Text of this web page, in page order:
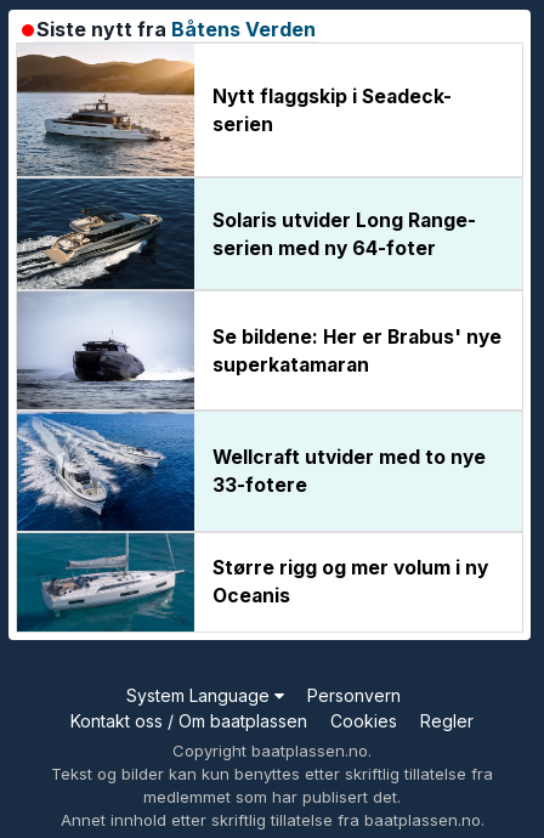
Siste nytt fra Båtens Verden
Nytt flaggskip i Seadeck-
serien
Solaris utvider Long Range-
serien med ny 64-foter
Se bildene: Her er Brabus' nye
superkatamaran
Wellcraft utvider med to nye
33-fotere
Større rigg og mer volum i ny
Oceanis
System Language
Personvern
Kontakt oss / Om baatplassen
Cookies Regler
Copyright baatplassen.no.
Tekst og bilder kan kun benyttes etter skriftlig tillatelse fra
medlemmet som har publisert det.
Annet innhold etter skriftlig tillatelse fra baatplassen.no.